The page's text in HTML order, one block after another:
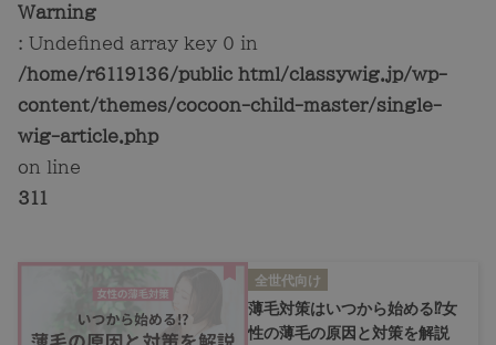
Warning
: Undefined array key 0 in
/home/r6119136/public_html/classywig.jp/wp-
content/themes/cocoon-child-master/single-
wig-article.php
on line
311
全世代向け
薄毛対策はいつから始める⁉女
性の薄毛の原因と対策を解説